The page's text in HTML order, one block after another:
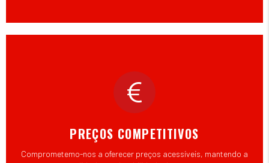
PREÇOS COMPETITIVOS
Comprometemo-nos a oferecer preços acessíveis, mantendo a